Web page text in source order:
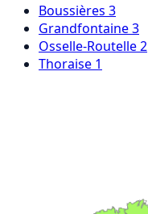
Boussières 3
Grandfontaine3
Osselle-Routelle2
Thoraise 1